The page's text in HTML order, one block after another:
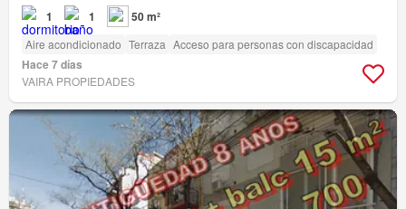
1 1 50 m²
Aire acondicionado Terraza Acceso para personas con discapacidad
Hace 7 días
VAIRA PROPIEDADES